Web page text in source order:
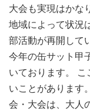
大会も実現はかな
地域によって状況
部活動が再開して
今年の缶サット甲
いております。
いことがあります
会・大会は、大人